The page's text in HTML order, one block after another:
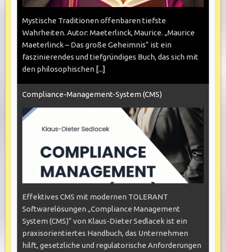
Mystische Traditionen offenbaren tiefste
Wahrheiten. Autor: Maeterlinck, Maurice. „Maurice
Maeterlinck – Das große Geheimnis“ ist ein
faszinierendes und tiefgründiges Buch, das sich mit
den philosophischen [...]
Compliance-Management-System (CMS)
Effektives CMS mit modernen TOLERANT
Softwarelösungen „Compliance Management
System (CMS)“ von Klaus-Dieter Sedlacek ist ein
praxisorientiertes Handbuch, das Unternehmen
hilft, gesetzliche und regulatorische Anforderungen